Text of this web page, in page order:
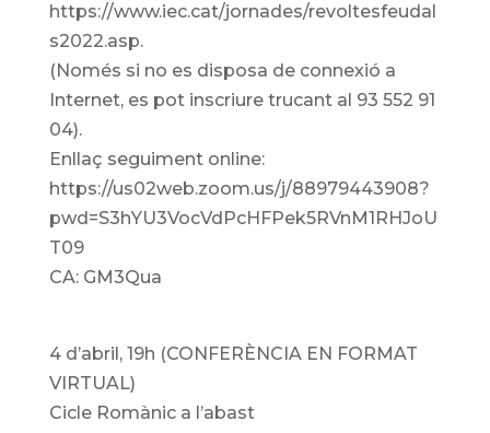
https://www.iec.cat/jornades/revoltesfeudal
s2022.asp.
(Només si no es disposa de connexió a
Internet, es pot inscriure trucant al 93 552 91
04).
Enllaç seguiment online:
https://us02web.zoom.us/j/88979443908?
pwd=S3hYU3VocVdPcHFPek5RVnM1RHJoU
T09
CA: GM3Qua
4 d’abril, 19h (CONFERÈNCIA EN FORMAT
VIRTUAL)
Cicle Romànic a l’abast